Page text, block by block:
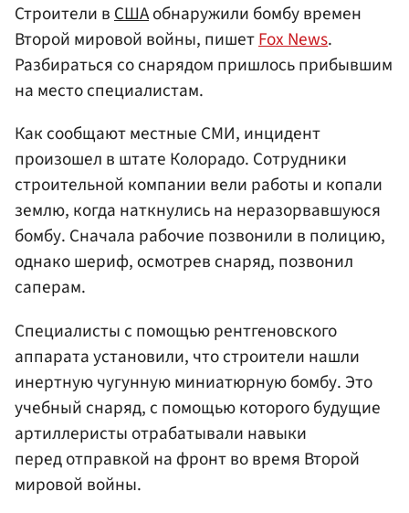
Строители вСШАобнаружили бомбу времен
Второй мировой войны, пишетFox News.
Разбираться со снарядом пришлось прибывшим
на место специалистам.
Как сообщают местные СМИ, инцидент
произошел в штате Колорадо. Сотрудники
строительной компании вели работы и копали
землю, когда наткнулись на неразорвавшуюся
бомбу. Сначала рабочие позвонили в полицию,
однако шериф, осмотрев снаряд, позвонил
саперам.
Специалисты с помощью рентгеновского
аппарата установили, что строители нашли
инертную чугунную миниатюрную бомбу. Это
учебный снаряд, с помощью которого будущие
артиллеристы отрабатывали навыки
перед отправкой на фронт во время Второй
мировой войны.